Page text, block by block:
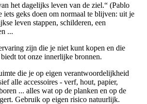
het dagelijks leven van de ziel.“ (Pablo
iets geks doen om normaal te blijven: uit je
leven stappen, schilderen, een
...
zijn die je niet kunt kopen en die
tot onze innerlijke bronnen.
die je op eigen verantwoordelijkheid
alle accessoires - verf, hout, papier,
... alles wat op de planken en op de
Gebruik op eigen risico natuurlijk.